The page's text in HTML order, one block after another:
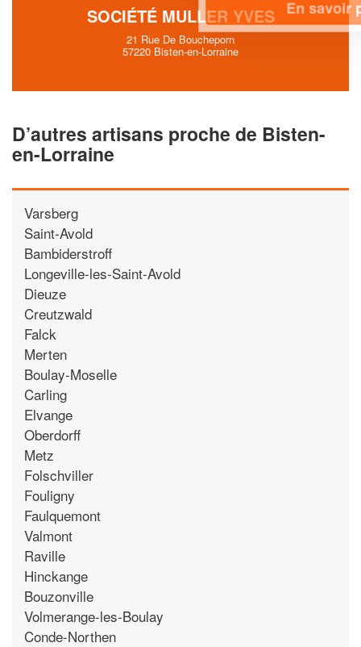
SOCIÉTÉ MULLER YVES
21 Rue De Boucheporn
57220 Bisten-en-Lorraine
D’autres artisans proche de Bisten-
en-Lorraine
Varsberg
Saint-Avold
Bambiderstroff
Longeville-les-Saint-Avold
Dieuze
Creutzwald
Falck
Merten
Boulay-Moselle
Carling
Elvange
Oberdorff
Metz
Folschviller
Fouligny
Faulquemont
Valmont
Raville
Hinckange
Bouzonville
Volmerange-les-Boulay
Conde-Northen
En savoir plus